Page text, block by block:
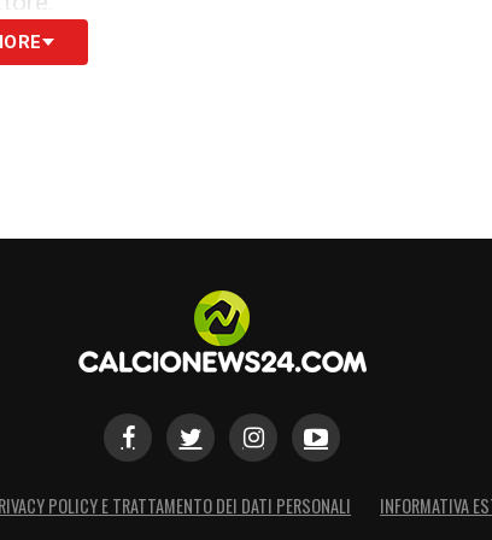
ha un valore potenziale ben superiore,
immobiliari e appeal commerciale globale, la
del Manchester United
dei valori dei top club.
POLICY E TRATTAMENTO DEI DATI PERSONALI INFORMATIVA